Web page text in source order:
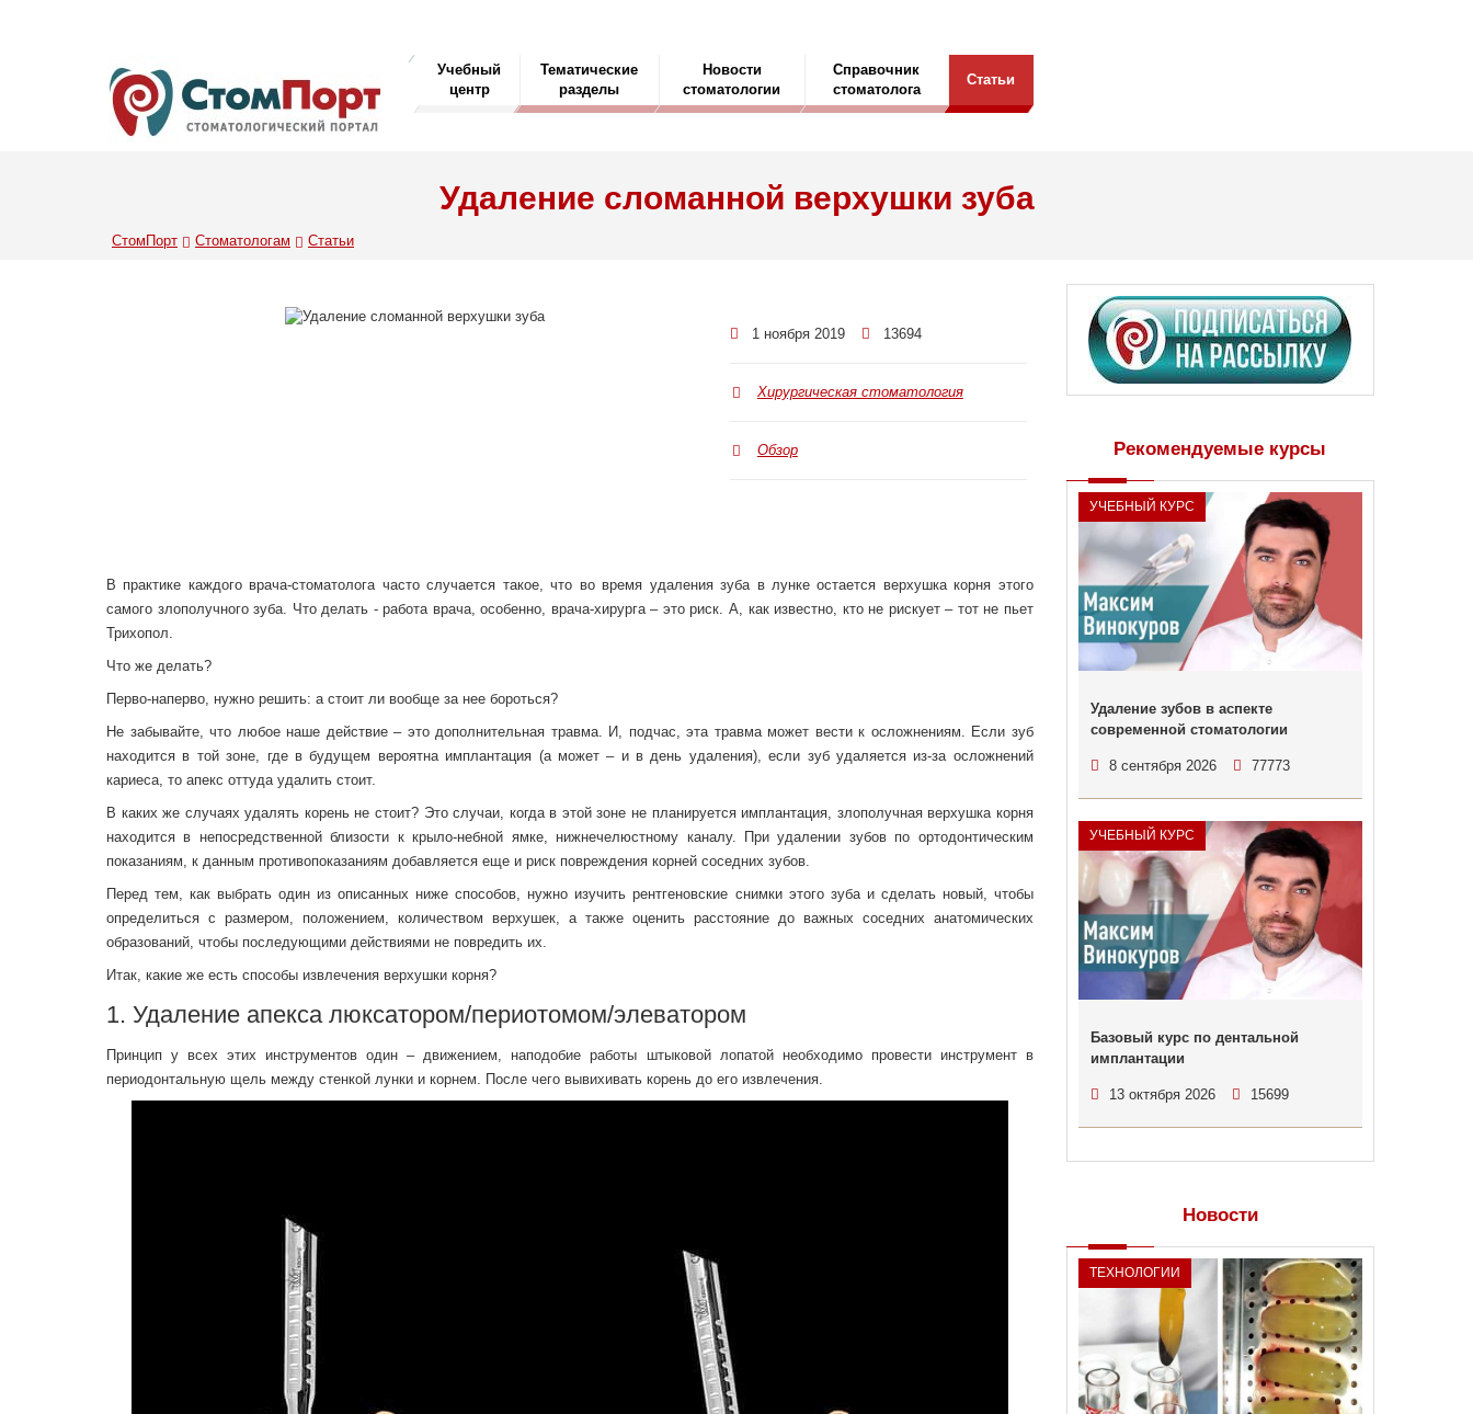
Учебный
центр
Тематические
разделы
Новости
стоматологии
Справочник
стоматолога
Статьи
Удаление сломанной верхушки зуба
СтомПорт Стоматологам Статьи
1 ноября 2019 13694
Хирургическая стоматология
Обзор
В практике каждого врача-стоматолога часто случается такое, что во время удаления зуба в лунке остается верхушка корня этого
самого злополучного зуба. Что делать - работа врача, особенно, врача-хирурга – это риск. А, как известно, кто не рискует – тот не пьет
Трихопол.
Что же делать?
Перво-наперво, нужно решить: а стоит ли вообще за нее бороться?
Не забывайте, что любое наше действие – это дополнительная травма. И, подчас, эта травма может вести к осложнениям. Если зуб
находится в той зоне, где в будущем вероятна имплантация (а может – и в день удаления), если зуб удаляется из-за осложнений
кариеса, то апекс оттуда удалить стоит.
В каких же случаях удалять корень не стоит? Это случаи, когда в этой зоне не планируется имплантация, злополучная верхушка корня
находится в непосредственной близости к крыло-небной ямке, нижнечелюстному каналу. При удалении зубов по ортодонтическим
показаниям, к данным противопоказаниям добавляется еще и риск повреждения корней соседних зубов.
Перед тем, как выбрать один из описанных ниже способов, нужно изучить рентгеновские снимки этого зуба и сделать новый, чтобы
определиться с размером, положением, количеством верхушек, а также оценить расстояние до важных соседних анатомических
образований, чтобы последующими действиями не повредить их.
Итак, какие же есть способы извлечения верхушки корня?
1. Удаление апекса люксатором/периотомом/элеватором
Принцип у всех этих инструментов один – движением, наподобие работы штыковой лопатой необходимо провести инструмент в
периодонтальную щель между стенкой лунки и корнем. После чего вывихивать корень до его извлечения.
Рекомендуемые курсы
УЧЕБНЫЙ КУРС
Удаление зубов в аспекте
современной стоматологии
8 сентября 2026 77773
УЧЕБНЫЙ КУРС
Базовый курс по дентальной
имплантации
13 октября 2026 15699
Новости
ТЕХНОЛОГИИ